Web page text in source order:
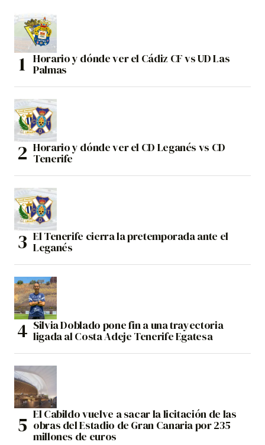
Horario y dónde ver el Cádiz CF vs UD Las
Palmas
Horario y dónde ver el CD Leganés vs CD
Tenerife
El Tenerife cierra la pretemporada ante el
Leganés
Silvia Doblado pone fin a una trayectoria
ligada al Costa Adeje Tenerife Egatesa
El Cabildo vuelve a sacar la licitación de las
obras del Estadio de Gran Canaria por 235
millones de euros